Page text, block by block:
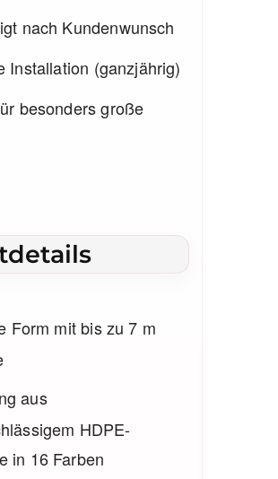
nach Kundenwunsch
Installation (ganzjährig)
besonders große
Form mit bis zu 7 m
aus
HDPE-
in 16 Farben